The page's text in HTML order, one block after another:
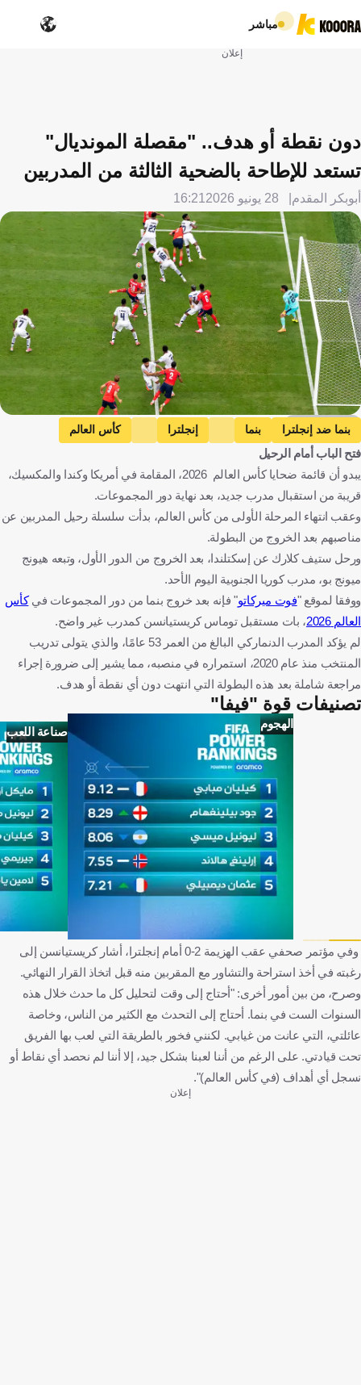
مباشر
إعلان
دون نقطة أو هدف.. "مقصلة المونديال"
تستعد للإطاحة بالضحية الثالثة من المدربين
أبوبكر المقدم 28 يونيو 2026 16:21
Getty Images
بنما ضد إنجلترا بنما إنجلترا
كأس العالم
توماس كريستيانسن
كرة قدم
فتح الباب أمام الرحيل
يبدو أن قائمة ضحايا كأس العالم 2026، المقامة في أمريكا وكندا والمكسيك،
قريبة من استقبال مدرب جديد، بعد نهاية دور المجموعات.
وعقب انتهاء المرحلة الأولى من كأس العالم، بدأت سلسلة رحيل المدربين عن
مناصبهم بعد الخروج من البطولة.
ورحل ستيف كلارك عن إسكتلندا، بعد الخروج من الدور الأول، وتبعه هيونج
ميونج بو، مدرب كوريا الجنوبية اليوم الأحد.
ووفقا لموقع "فوت ميركاتو" فإنه بعد خروج بنما من دور المجموعات فيكأس
العالم 2026
، بات مستقبل توماس كريستيانسن كمدرب غير واضح.
لم يؤكد المدرب الدنماركي البالغ من العمر 53 عامًا، والذي يتولى تدريب
المنتخب منذ عام 2020، استمراره في منصبه، مما يشير إلى ضرورة إجراء
مراجعة شاملة بعد هذه البطولة التي انتهت دون أي نقطة أو هدف.
تصنيفات قوة "فيفا"
الهجوم
صناعة اللعب
وفي مؤتمر صحفي عقب الهزيمة 2-0 أمام إنجلترا، أشار كريستيانسن إلى
رغبته في أخذ استراحة والتشاور مع المقربين منه قبل اتخاذ القرار النهائي.
وصرح، من بين أمور أخرى: "أحتاج إلى وقت لتحليل كل ما حدث خلال هذه
السنوات الست في بنما. أحتاج إلى التحدث مع الكثير من الناس، وخاصة
عائلتي، التي عانت من غيابي. لكنني فخور بالطريقة التي لعب بها الفريق
تحت قيادتي. على الرغم من أننا لعبنا بشكل جيد، إلا أننا لم نحصد أي نقاط أو
نسجل أي أهداف (في كأس العالم)".
إعلان